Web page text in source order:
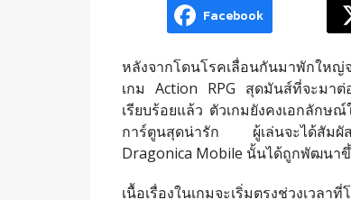
Facebook
หลังจากโดนโรคเลื่อนกันมาพักใหญ่
เกม Action RPG สุดมันส์ที่จะมาต่
เรียบร้อยแล้ว ตัวเกมยังคงเอกลัก
การ์ตูนสุดน่ารัก ผู้เล่นจะได้สัมผัส
Dragonica Mobile นั้นได้ถูกพัฒนา
เนื้อเรื่องในเกมจะเริ่มตรงช่วงเว